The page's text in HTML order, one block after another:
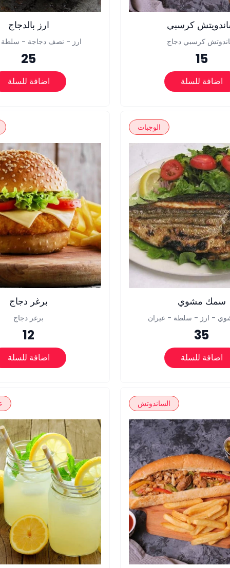
ارز بالدجاج
ارز - نصف دجاجة - سلطة
25
اضافة للسلة
برغر دجاج
برغر دجاج
12
اضافة للسلة
كرسبي
كرسبي دجاج
15
اضافة للسلة
الوجبات
سمك مشوي
- ارز - سلطة - عيران
35
اضافة للسلة
الساندوتش